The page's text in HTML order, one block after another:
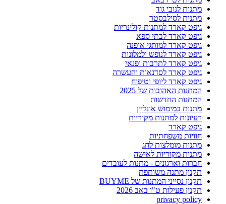
מתנות לנובי גוד
מתנות לסילבסטר
גיפט קארד למתנות קולינריות
גיפט קארד לבתי ספא
גיפט קארד למותגי אופנה
גיפט קארד לנופש ולמלונות
גיפט קארד לתרבות ופנאי
גיפט קארד לסדנאות והעשרה
גיפט קארד ליופי וטיפוח
המתנות האהובות של 2025
המתנות החדשות
מתנות במימוש אונליין
רעיונות למתנות מקוריות
גיפט קארד
חוויות משפחתיות
מתנות מומלצות לחג
מתנות מקוריות לאישה
חברות וארגונים - מתנות לעובדים
תקנון מתנה משותפת
תקנון נסייני המתנות של BUYME
תקנון פעילות ט"ו באב 2026
privacy policy